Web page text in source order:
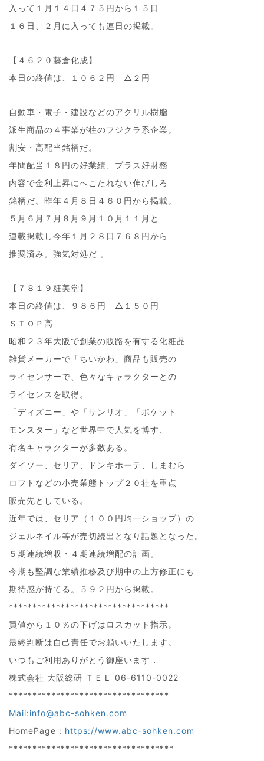
入って１月１４日４７５円から１５日
１６日、２月に入っても連日の掲載。
【４６２０藤倉化成】
本日の終値は、１０６２円 △２円
自動車・電子・建設などのアクリル樹脂
派生商品の４事業が柱のフジクラ系企業。
割安・高配当銘柄だ。
年間配当１８円の好業績、プラス好財務
内容で金利上昇にへこたれない伸びしろ
銘柄だ。昨年４月８日４６０円から掲載。
５月６月７月８月９月１０月１１月と
連載掲載し今年１月２８日７６８円から
推奨済み。強気対処だ 。
【７８１９粧美堂】
本日の終値は、９８６円 △１５０円
ＳＴＯＰ高
昭和２３年大阪で創業の販路を有する化粧品
雑貨メーカーで「ちいかわ」商品も販売の
ライセンサーで、色々なキャラクターとの
ライセンスを取得。
「ディズニー」や「サンリオ」「ポケット
モンスター」など世界中で人気を博す、
有名キャラクターが多数ある。
ダイソー、セリア、ドンキホーテ、しまむら
ロフトなどの小売業態トップ２０社を重点
販売先としている。
近年では、セリア（１００円均一ショップ）の
ジェルネイル等が売切続出となり話題となった。
５期連続増収・４期連続増配の計画。
今期も堅調な業績推移及び期中の上方修正にも
期待感が持てる。５９２円から掲載。
**********************************
買値から１０％の下げはロスカット指示。
最終判断は自己責任でお願いいたします。
いつもご利用ありがとう御座います．
株式会社 大阪総研 ＴＥＬ 06-6110-0022
**********************************
Mail:info@abc-sohken.com
HomePage : https://www.abc-sohken.com
***********************************